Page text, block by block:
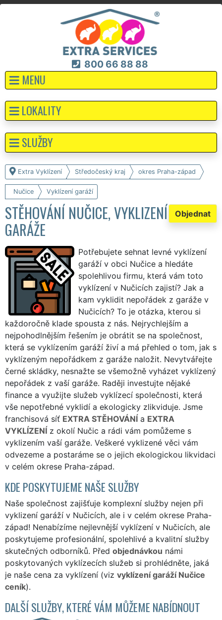
800 66 88 88
MENU
Extra Vyklízení Středočeský kraj okres Praha-západ
Nučice Vyklízení garáží
Objednat
STĚHOVÁNÍ NUČICE, VYKLIZENÍ
GARÁŽE
Potřebujete sehnat levné vyklízení
garáží v obci Nučice a hledáte
spolehlivou firmu, která vám toto
vyklízení v Nučicích zajistí? Jak a
kam vyklidit nepořádek z garáže v
Nučicích? To je otázka, kterou si
každoročně klade spousta z nás. Nejrychlejším a
nejpohodlnějším řešením je obrátit se na společnost,
která se vyklízením garáží živí a má přehled o tom, jak s
vyklízeným nepořádkem z garáže naložit. Nevytvářejte
černé skládky, nesnažte se všemožně vyházet vyklízený
nepořádek z vaší garáže. Raději investujte nějaké
finance a využijte služeb vyklízecí společnosti, která
vše nepotřebné vyklidí a ekologicky zlikviduje. Jsme
franchisová síť EXTRA STĚHOVÁNÍ a EXTRA
VYKLÍZENÍ z okolí Nučic a rádi vám pomůžeme s
vyklizením vaší garáže. Veškeré vyklizené věci vám
odvezeme a postaráme se o jejich ekologickou likvidaci
v celém okrese Praha-západ.
KDE POSKYTUJEME NAŠE SLUŽBY
Naše společnost zajišťuje komplexní služby nejen při
vyklizení garáží v Nučicích, ale i v celém okrese Praha-
západ! Nenabízíme nejlevnější vyklízení v Nučicích, ale
poskytujeme profesionální, spolehlivé a kvalitní služby
skutečných odborníků. Před objednávkou námi
poskytovaných vyklízecích služeb si prohlédněte, jaká
je naše cena za vyklízení (viz vyklízení garáží Nučice
ceník).
DALŠÍ SLUŽBY, KTERÉ VÁM MŮŽEME NABÍDNOUT
LOKALITY
SLUŽBY